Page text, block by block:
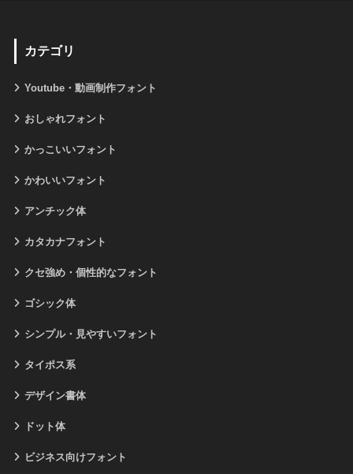
カテゴリ
Youtube・動画制作フォント
おしゃれフォント
かっこいいフォント
かわいいフォント
アンチック体
カタカナフォント
クセ強め・個性的なフォント
ゴシック体
シンプル・見やすいフォント
タイポス系
デザイン書体
ドット体
ビジネス向けフォント